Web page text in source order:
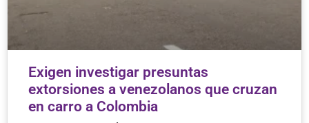
Exigen investigar presuntas
extorsiones a venezolanos que cruzan
en carro a Colombia